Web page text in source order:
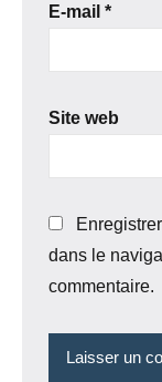
E-mail *
Site web
dans le
commentaire.